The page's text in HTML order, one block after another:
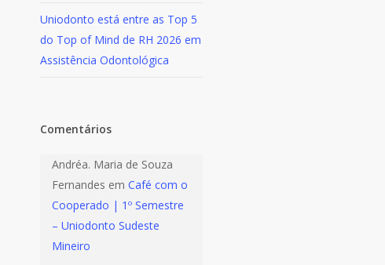
Uniodonto está entre as Top 5
do Top of Mind de RH 2026 em
Assistência Odontológica
Comentários
Andréa. Maria de Souza
Fernandes emCafé com o
Cooperado | 1º Semestre
– Uniodonto Sudeste
Mineiro